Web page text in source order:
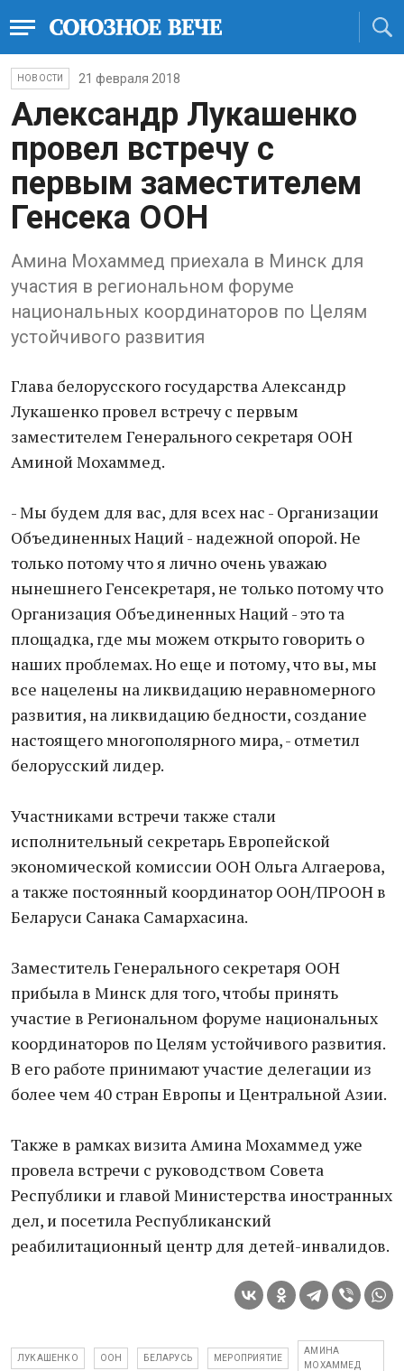
НОВОСТИ 21 февраля 2018
Александр Лукашенко
провел встречу с
первым заместителем
Генсека ООН
Амина Мохаммед приехала в Минск для
участия в региональном форуме
национальных координаторов по Целям
устойчивого развития
Глава белорусского государства Александр
Лукашенко провел встречу с первым
заместителем Генерального секретаря ООН
Аминой Мохаммед.
- Мы будем для вас, для всех нас - Организации
Объединенных Наций - надежной опорой. Не
только потому что я лично очень уважаю
нынешнего Генсекретаря, не только потому что
Организация Объединенных Наций - это та
площадка, где мы можем открыто говорить о
наших проблемах. Но еще и потому, что вы, мы
все нацелены на ликвидацию неравномерного
развития, на ликвидацию бедности, создание
настоящего многополярного мира, - отметил
белорусский лидер.
Участниками встречи также стали
исполнительный секретарь Европейской
экономической комиссии ООН Ольга Алгаерова,
а также постоянный координатор ООН/ПРООН в
Беларуси Санака Самархасина.
Заместитель Генерального секретаря ООН
прибыла в Минск для того, чтобы принять
участие в Региональном форуме национальных
координаторов по Целям устойчивого развития.
В его работе принимают участие делегации из
более чем 40 стран Европы и Центральной Азии.
Также в рамках визита Амина Мохаммед уже
провела встречи с руководством Совета
Республики и главой Министерства иностранных
дел, и посетила Республиканский
реабилитационный центр для детей-инвалидов.
ЛУКАШЕНКО ООН БЕЛАРУСЬ МЕРОПРИЯТИЕ
АМИНА
МОХАММЕД